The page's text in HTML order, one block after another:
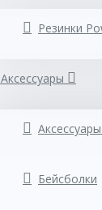
Резинки
Аксессуары
Бейсболки